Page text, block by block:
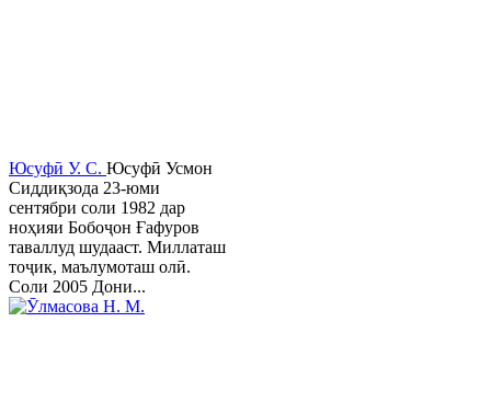
Юсуфӣ У. C. Юсуфӣ Усмон
Сиддиқзода 23-юми
сентябри соли 1982 дар
ноҳияи Бобоҷон Ғафуров
таваллуд шудааст. Миллаташ
тоҷик, маълумоташ олӣ.
Соли 2005 Дони...